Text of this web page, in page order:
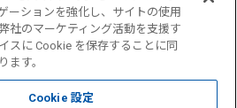
USA
PerkinElmer All Rights reserved
ーションを強化し、サイトの使用
社のマーケティング活動を支援す
スに Cookie を保存することに同
ます。
Cookie 設定